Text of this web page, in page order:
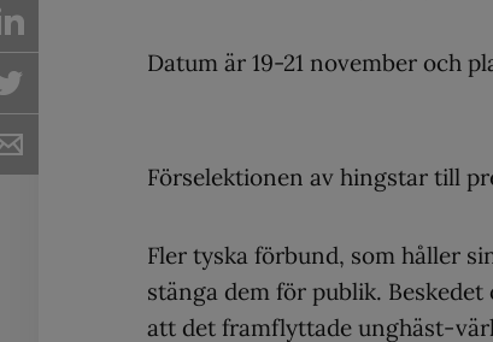
Datum är 19-21 november och
Förselektionen av hingstar till
Fler tyska förbund, som håller
stänga dem för publik.
att det framflyttade unghäst-